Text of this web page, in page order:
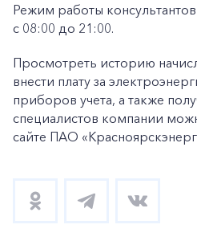
Режим работы
с 08:00 до 21:00.
Просмотреть историю
внести плату за
приборов учета, а также
специалистов компании
сайте ПАО